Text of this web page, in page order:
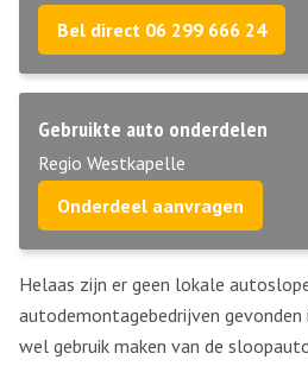
Bel direct 06 299 666 24
Gebruikte auto onderdelen
Regio Westkapelle
Onderdeel aanvragen
Helaas zijn er geen lokale
autodemontagebedrijven gevonden
wel gebruik maken van de